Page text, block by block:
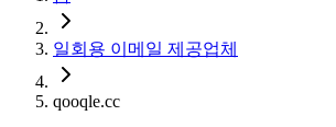
일회용 이메일 제공업체
qooqle.cc